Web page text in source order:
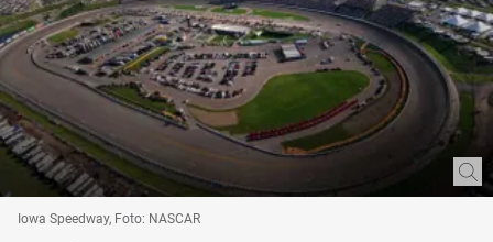
Iowa Speedway, Foto: NASCAR